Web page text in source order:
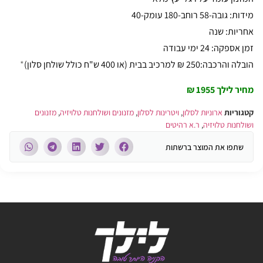
מידות: גובה-58 רוחב-180 עומק-40
אחריות: שנה
זמן אספקה: 24 ימי עבודה
הובלה והרכבה:250 ₪ למרכיב בבית (או 400 ש"ח כולל שולחן סלון)
*
מחיר לילך 1955 ₪
קטגוריות ארוניות לסלון, ויטרינות לסלון, מזנונים ושולחנות טלויזיה, מזנונים
ושולחנות טלויזיה, ר.א רהיטים
שתפו את המוצר ברשתות